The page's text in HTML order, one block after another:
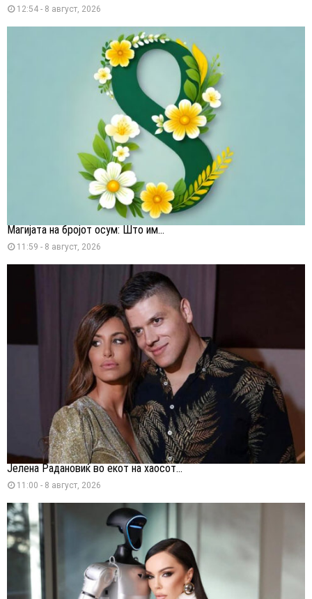
12:54 - 8 август, 2026
Магијата на бројот осум: Што им...
11:59 - 8 август, 2026
Јелена Радановиќ во екот на хаосот...
11:00 - 8 август, 2026